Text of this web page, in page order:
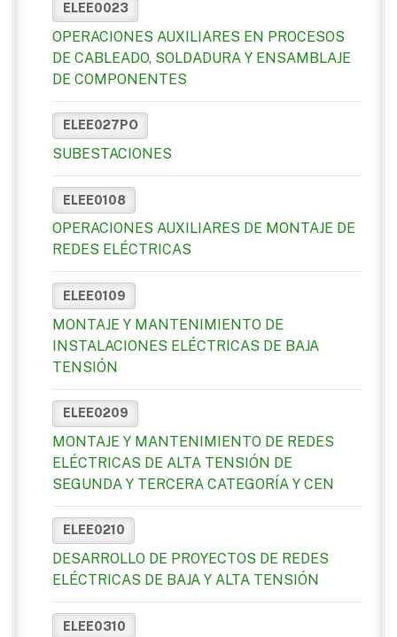
ELEE0023
OPERACIONES AUXILIARES EN PROCESOS
DE CABLEADO, SOLDADURA Y ENSAMBLAJE
DE COMPONENTES
ELEE027PO
SUBESTACIONES
ELEE0108
OPERACIONES AUXILIARES DE MONTAJE DE
REDES ELÉCTRICAS
ELEE0109
MONTAJE Y MANTENIMIENTO DE
INSTALACIONES ELÉCTRICAS DE BAJA
TENSIÓN
ELEE0209
MONTAJE Y MANTENIMIENTO DE REDES
ELÉCTRICAS DE ALTA TENSIÓN DE
SEGUNDA Y TERCERA CATEGORÍA Y CEN
ELEE0210
DESARROLLO DE PROYECTOS DE REDES
ELÉCTRICAS DE BAJA Y ALTA TENSIÓN
ELEE0310